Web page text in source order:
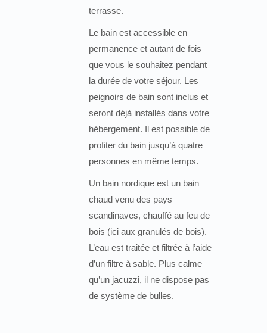
terrasse.
Le bain est accessible en
permanence et autant de fois
que vous le souhaitez pendant
la durée de votre séjour. Les
peignoirs de bain sont inclus et
seront déjà installés dans votre
hébergement. Il est possible de
profiter du bain jusqu’à quatre
personnes en même temps.
Un bain nordique est un bain
chaud venu des pays
scandinaves, chauffé au feu de
bois (ici aux granulés de bois).
L’eau est traitée et filtrée à l’aide
d’un filtre à sable. Plus calme
qu’un jacuzzi, il ne dispose pas
de système de bulles.